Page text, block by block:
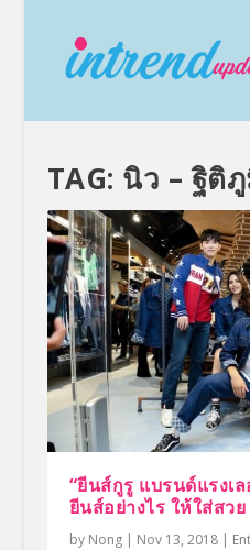
TAG: นิว – ฐิติ
“ยีนส์กูรู แบรนด์แรงเ
ยีนส์อย่างไร ให้ใส่สวย
by Nong| Nov 13, 2018|